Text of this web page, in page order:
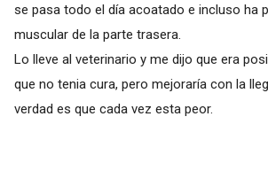
se pasa todo el día acoatado e incluso ha
muscular de la parte trasera.
Lo lleve al veterinario y me dijo que era
que no tenia cura, pero mejoraría con la
verdad es que cada vez esta peor.